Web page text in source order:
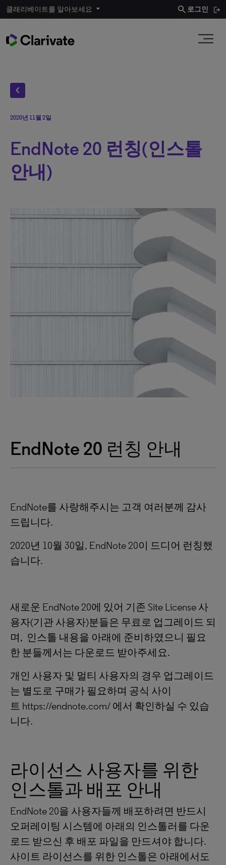
클래리베이트를 알아보세요 search 로그인
chevron_left
2020년 11월 2일
EndNote 20 런칭(인스톨
안내)
EndNote 20 런칭 안내
EndNote를 사랑해주시는 고객 여러분께 감사
드립니다.
2020년 10월 30일, EndNote 20이 드디어 런칭했
습니다.
새로운 EndNote 20에 있어 기존 Site License 사
용자(기관 사용자)분들은 무료로 업그레이드 되
며, 인스톨 내용을 아래에 준비하였으니 필요
한 분들께서는 다운로드 받아주세요.
개인 사용자 및 멀티 사용자의 경우 업그레이드
는 별도로 구매가 필요하며 공식 사이
트 https://endnote.com/ 에서 확인하실 수 있습
니다.
라이선스 사용자를 위한
인스톨과 배포 안내
EndNote 20을 사용자들께 배포하려면 반드시
오퍼레이팅 시스템에 아래의 인스톨러를 다운
로드 받으신 후 배포 파일을 만드셔야 합니다.
사이트 라이선스를 위한 인스톨은 아래에서도